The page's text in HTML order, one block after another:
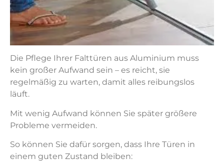
Die Pflege Ihrer Falttüren aus Aluminium muss
kein großer Aufwand sein – es reicht, sie
regelmäßig zu warten, damit alles reibungslos
läuft.
Mit wenig Aufwand können Sie später größere
Probleme vermeiden.
So können Sie dafür sorgen, dass Ihre Türen in
einem guten Zustand bleiben: